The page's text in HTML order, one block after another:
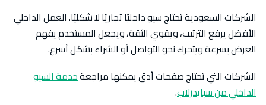
الشركات السعودية تحتاج سيو داخليًا تجاريًا لا شكليًا. العمل الداخلي
الأفضل يرفع الترتيب، ويقوي الثقة، ويجعل المستخدم يفهم
العرض بسرعة ويتحرك نحو التواصل أو الشراء بشكل أسرع.
الشركات التي تحتاج صفحات أدق يمكنها مراجعةخدمة السيو
الداخلي من سبايدرلاب.